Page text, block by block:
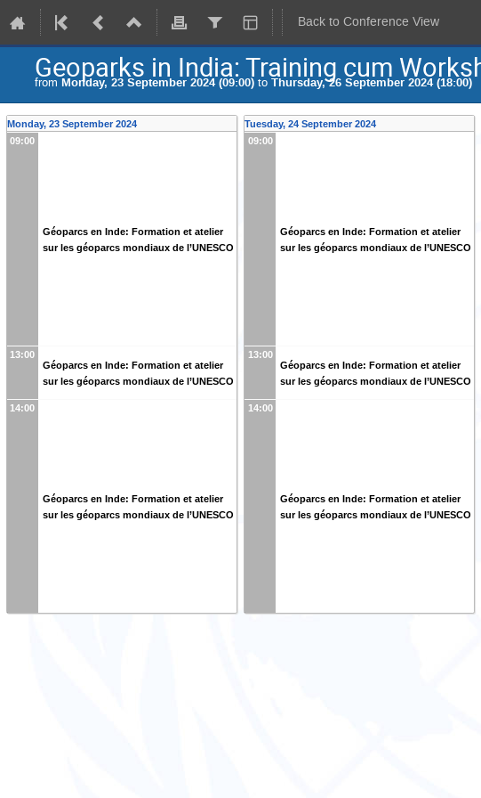
Back to Conference View
Geoparks in India: Training cum
from Monday, 23 September 2024 (09:00) to Thursday, 26 September 2024 (18:00)
Monday, 23 September 2024
09:00
Géoparcs en Inde: Formation et atelier
sur les géoparcs mondiaux de l’UNESCO
13:00
Géoparcs en Inde: Formation et atelier
sur les géoparcs mondiaux de l’UNESCO
14:00
Géoparcs en Inde: Formation et atelier
sur les géoparcs mondiaux de l’UNESCO
Tuesday, 24 September 2024
09:00
Géoparcs en Inde: Formation et atelier
sur les géoparcs mondiaux de l’UNESCO
13:00
Géoparcs en Inde: Formation et atelier
sur les géoparcs mondiaux de l’UNESCO
14:00
Géoparcs en Inde: Formation et atelier
sur les géoparcs mondiaux de l’UNESCO